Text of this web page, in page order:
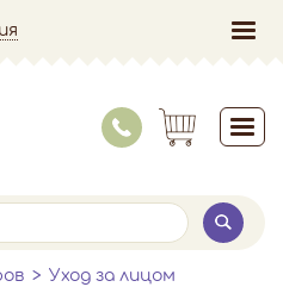
Уход за лицом